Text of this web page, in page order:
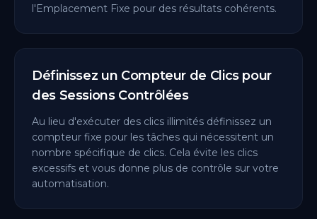
l'Emplacement Fixe pour des résultats cohérents.
Définissez un Compteur de Clics pour
des Sessions Contrôlées
Au lieu d'exécuter des clics illimités définissez un
compteur fixe pour les tâches qui nécessitent un
nombre spécifique de clics. Cela évite les clics
excessifs et vous donne plus de contrôle sur votre
automatisation.